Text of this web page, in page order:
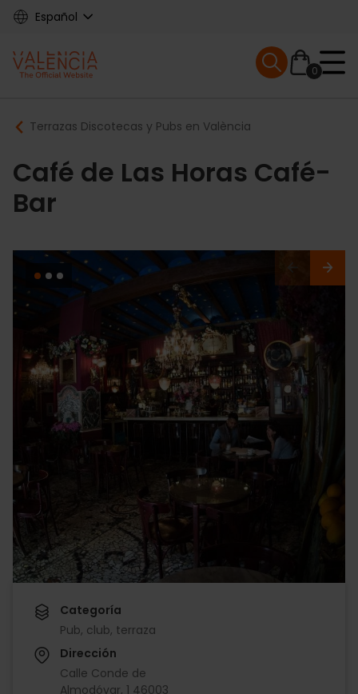
Skip
content
Español
Main
navigation
0
Mobile menu
Breadcrumb
Terrazas Discotecas y Pubs en València
Café de Las Horas Café-
Bar
Categoría
Pub, club, terraza
Dirección
Calle Conde de
Almodóvar, 1 46003